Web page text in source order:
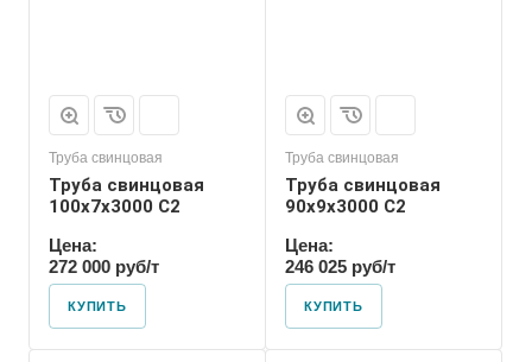
Труба свинцовая
Труба свинцовая
100x7x3000 С2
Цена:
272 000 руб/т
КУПИТЬ
Труба свинцовая
Труба свинцовая
90x9x3000 С2
Цена:
246 025 руб/т
КУПИТЬ